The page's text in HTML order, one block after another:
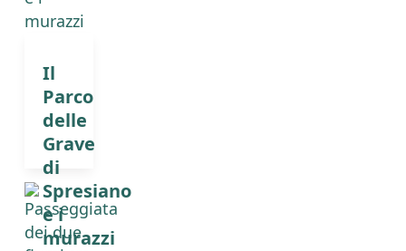
Il
Parco
delle
Grave
di
Spresiano
e i
murazzi